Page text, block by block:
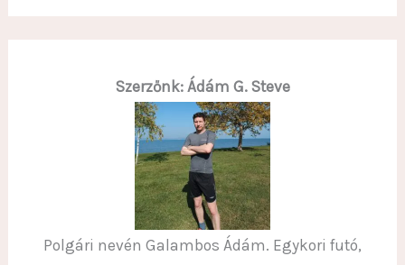
Szerzőnk: Ádám G. Steve
Polgári nevén Galambos Ádám. Egykori futó,